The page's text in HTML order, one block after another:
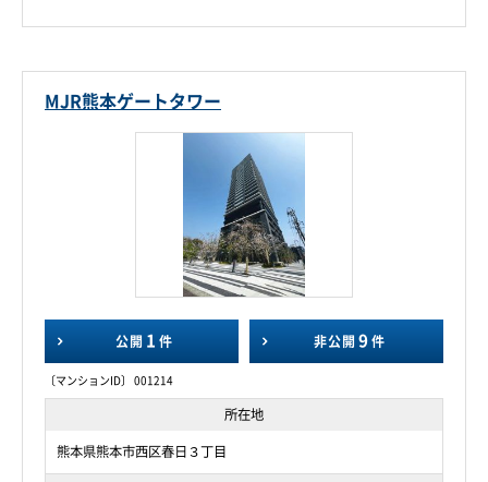
MJR熊本ゲートタワー
公開 1 件 非公開 9 件
〔マンションID〕 001214
所在地
熊本県熊本市西区春日３丁目